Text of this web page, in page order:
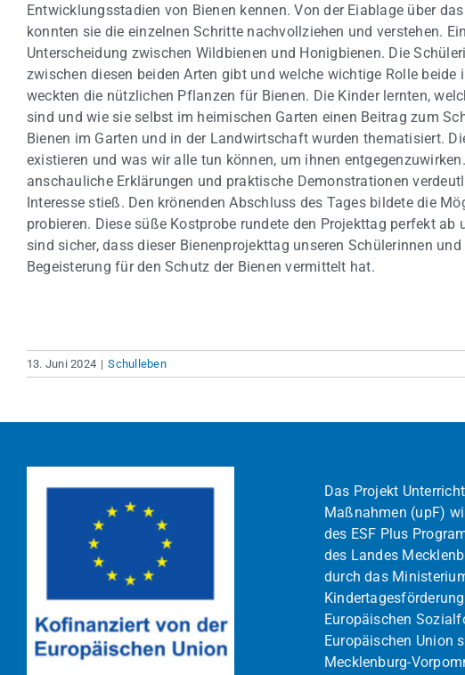
Entwicklungsstadien von Bienen kennen. Von der Eiablage über
konnten sie die einzelnen Schritte nachvollziehen und verstehen.
Unterscheidung zwischen Wildbienen und Honigbienen. Die
zwischen diesen beiden Arten gibt und welche wichtige Rolle beide
weckten die nützlichen Pflanzen für Bienen. Die Kinder lernten,
sind und wie sie selbst im heimischen Garten einen Beitrag zum
Bienen im Garten und in der Landwirtschaft wurden thematisiert.
existieren und was wir alle tun können, um ihnen
anschauliche Erklärungen und praktische Demonstrationen
Interesse stieß. Den krönenden Abschluss des Tages bildete die
probieren. Diese süße Kostprobe rundete den Projekttag perfekt
sind sicher, dass dieser Bienenprojekttag unseren Schülerinnen
Begeisterung für den Schutz der Bienen vermittelt hat.
13. Juni 2024 | Schulleben
Das Projekt
Maßnahmen (upF)
des ESF Plus
des Landes
durch das
Europäischen
Europäischen Union
Mecklenburg-